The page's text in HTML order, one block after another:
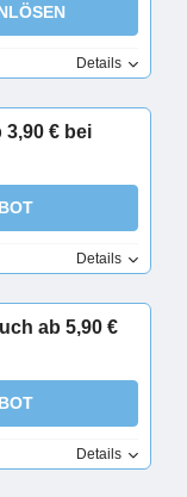
Details
€ bei
Details
ab 5,90 €
Details